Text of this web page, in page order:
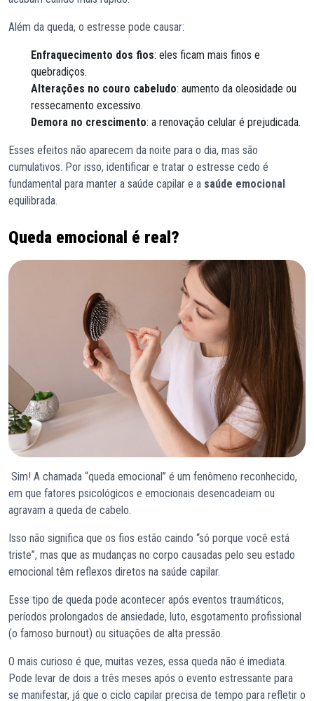
Além da queda, o estresse pode causar:
Enfraquecimento dos fios: eles ficam mais finos e
quebradiços.
Alterações no couro cabeludo: aumento da oleosidade ou
ressecamento excessivo.
Demora no crescimento: a renovação celular é prejudicada.
Esses efeitos não aparecem da noite para o dia, mas são
cumulativos. Por isso, identificar e tratar o estresse cedo é
fundamental para manter a saúde capilar e a saúde emocional
equilibrada.
Queda emocional é real?
Sim! A chamada “queda emocional” é um fenômeno reconhecido,
em que fatores psicológicos e emocionais desencadeiam ou
agravam a queda de cabelo.
Isso não significa que os fios estão caindo “só porque você está
triste”, mas que as mudanças no corpo causadas pelo seu estado
emocional têm reflexos diretos na saúde capilar.
Esse tipo de queda pode acontecer após eventos traumáticos,
períodos prolongados de ansiedade, luto, esgotamento profissional
(o famoso burnout) ou situações de alta pressão.
O mais curioso é que, muitas vezes, essa queda não é imediata.
Pode levar de dois a três meses após o evento estressante para
se manifestar, já que o ciclo capilar precisa de tempo para refletir o